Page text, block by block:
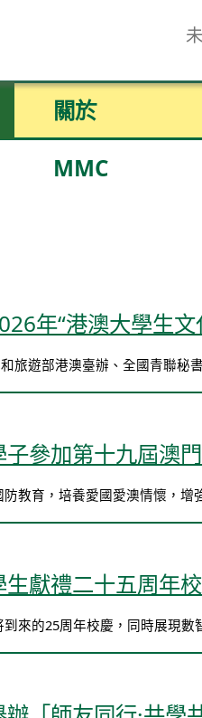
關於
MMC
年“港澳大學生文
旅遊部港澳臺辦、全國青聯
參加第十九屆澳
教育，培養愛國愛澳情懷，
獻禮二十五周年
來的25周年校慶，同時展現